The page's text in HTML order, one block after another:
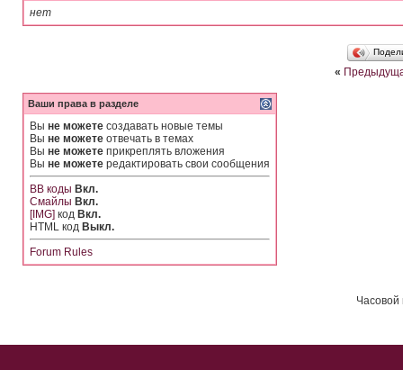
нет
«
Ваши права в разделе
Вы не можете создавать новые темы
Вы не можете отвечать в темах
Вы не можете прикреплять вложения
Вы не можете редактировать свои сообщения
BB коды Вкл.
Смайлы Вкл.
[IMG] код Вкл.
HTML код Выкл.
Forum Rules
Часовой